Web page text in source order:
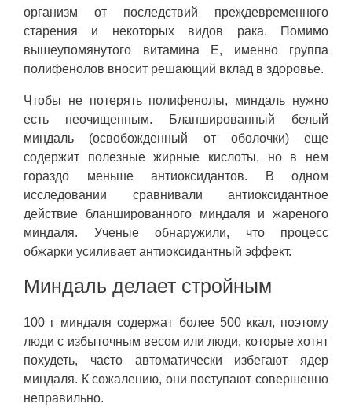
организм от последствий преждевременного
старения и некоторых видов рака. Помимо
вышеупомянутого витамина Е, именно группа
полифенолов вносит решающий вклад в здоровье.
Чтобы не потерять полифенолы, миндаль нужно
есть неочищенным. Бланшированный белый
миндаль (освобожденный от оболочки) еще
содержит полезные жирные кислоты, но в нем
гораздо меньше антиоксидантов. В одном
исследовании сравнивали антиоксидантное
действие бланшированного миндаля и жареного
миндаля. Ученые обнаружили, что процесс
обжарки усиливает антиоксидантный эффект.
Миндаль делает стройным
100 г миндаля содержат более 500 ккал, поэтому
люди с избыточным весом или люди, которые хотят
похудеть, часто автоматически избегают ядер
миндаля. К сожалению, они поступают совершенно
неправильно.